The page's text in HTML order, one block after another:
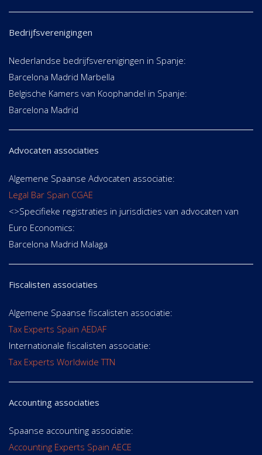
Bedrijfsverenigingen
Nederlandse bedrijfsverenigingen in Spanje:
Barcelona Madrid Marbella
Belgische Kamers van Koophandel in Spanje:
Barcelona Madrid
Advocaten associaties
Algemene Spaanse Advocaten associatie:
Legal Bar Spain CGAE
<>Specifieke registraties in jurisdicties van advocaten van
Euro Economics:
Barcelona Madrid Malaga
Fiscalisten associaties
Algemene Spaanse fiscalisten associatie:
Tax Experts Spain AEDAF
Internationale fiscalisten associatie:
Tax Experts Worldwide TTN
Accounting associaties
Spaanse accounting associatie:
Accounting Experts Spain AECE